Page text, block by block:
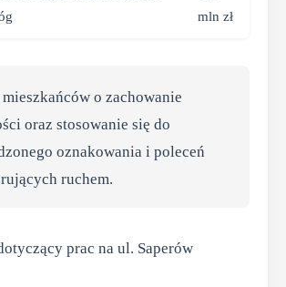
mln zł
o zachowanie
oraz stosowanie się do
oznakowania i poleceń
ruchem.
prac na ul. Saperów